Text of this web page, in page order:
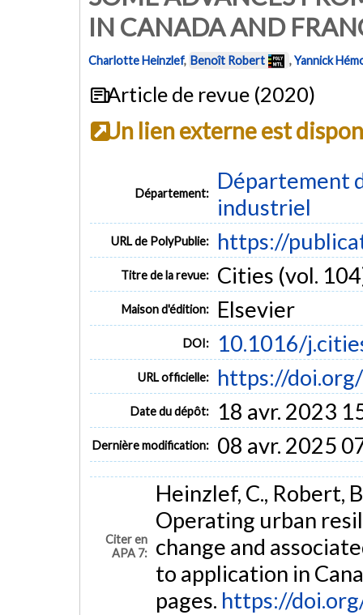
IN CANADA AND
Charlotte Heinzlef, Benoît Robert ,Yannick
Article de revue (2020)
Un lien externe est
Département:
Département
industriel
URL de PolyPublie: https://
Titre de la revue: Cities (vol.
Maison d'édition: Elsevier
DOI: 10.1016/
URL officielle: https://
Date du dépôt: 18 avr. 2023
Dernière modification: 08 avr. 2025
Citer en
APA 7:
Heinzlef, C., Robert,
Operating urban
change and
to application in
pages. https://